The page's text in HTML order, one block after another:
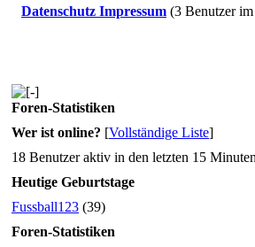
Datenschutz Impressum (3 Benutzer
Foren-Statistiken
Wer ist online? [Vollständige Liste]
18 Benutzer aktiv in den letzten 15
Heutige Geburtstage
Fussball123 (39)
Foren-Statistiken